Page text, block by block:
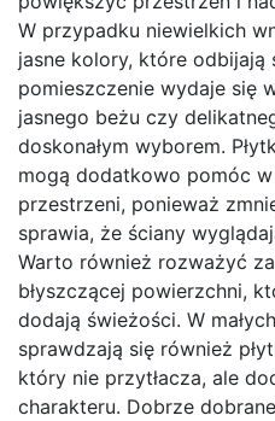
W przypadku niewielkich
jasne kolory, które odbijają
pomieszczenie wydaje się
jasnego beżu czy
doskonałym wyborem.
mogą dodatkowo pomóc
przestrzeni, ponieważ
sprawia, że ściany
Warto również rozważyć
błyszczącej powierzchni,
dodają świeżości. W
sprawdzają się również
który nie przytłacza, ale
charakteru. Dobrze